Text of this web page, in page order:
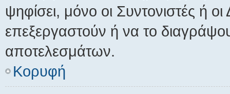
ψηφίσει, μόνο οι Συντονιστές ή
επεξεργαστούν ή να το
αποτελεσμάτων.
Κορυφή